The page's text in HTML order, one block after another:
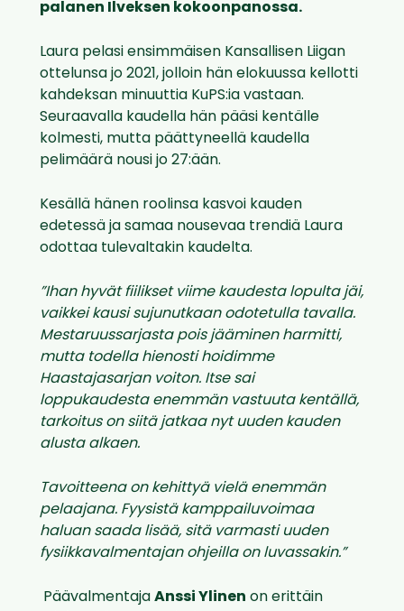
palanen Ilveksen kokoonpanossa.
Laura pelasi ensimmäisen Kansallisen Liigan
ottelunsa jo 2021, jolloin hän elokuussa kellotti
kahdeksan minuuttia KuPS:ia vastaan.
Seuraavalla kaudella hän pääsi kentälle
kolmesti, mutta päättyneellä kaudella
pelimäärä nousi jo 27:ään.
Kesällä hänen roolinsa kasvoi kauden
edetessä ja samaa nousevaa trendiä Laura
odottaa tulevaltakin kaudelta.
”Ihan hyvät fiilikset viime kaudesta lopulta jäi,
vaikkei kausi sujunutkaan odotetulla tavalla.
Mestaruussarjasta pois jääminen harmitti,
mutta todella hienosti hoidimme
Haastajasarjan voiton. Itse sai
loppukaudesta enemmän vastuuta kentällä,
tarkoitus on siitä jatkaa nyt uuden kauden
alusta alkaen.
Tavoitteena on kehittyä vielä enemmän
pelaajana. Fyysistä kamppailuvoimaa
haluan saada lisää, sitä varmasti uuden
fysiikkavalmentajan ohjeilla on luvassakin.”
Päävalmentaja Anssi Ylinen on erittäin